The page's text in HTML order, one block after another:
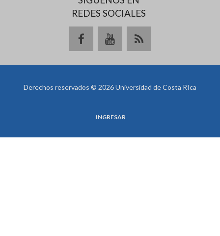
REDES SOCIALES
Derechos reservados © 2026 Universidad de Costa RIca
INGRESAR